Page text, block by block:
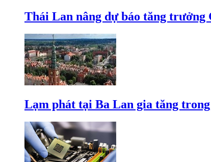
Thái Lan nâng dự báo tăng trưởng
Lạm phát tại Ba Lan gia tăng trong